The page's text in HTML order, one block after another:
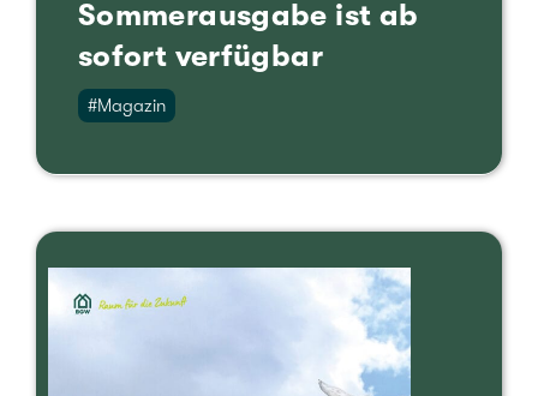
Sommerausgabe ist ab
sofort ver­füg­bar
#Maga­zin